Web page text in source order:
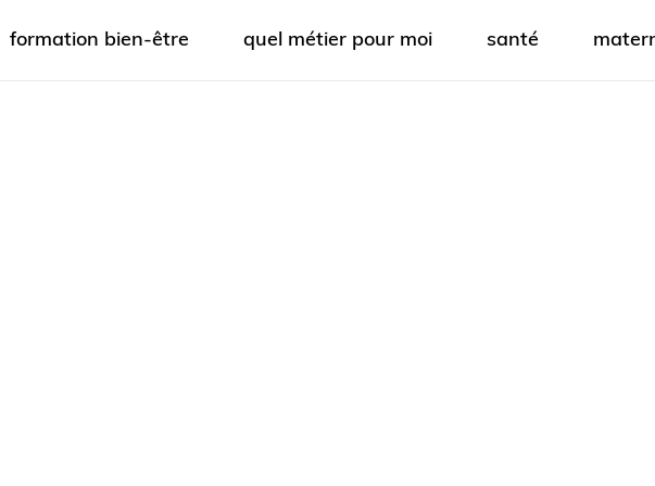
formation bien-être quel métier pour moi santé